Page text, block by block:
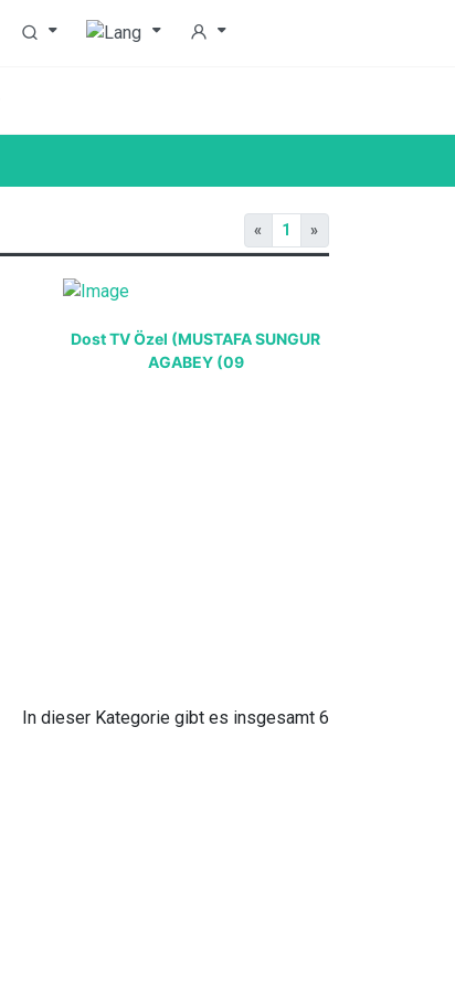
« 1 »
Dost TV Özel (MUSTAFA SUNGUR
AGABEY (09
In dieser Kategorie gibt es insgesamt 6